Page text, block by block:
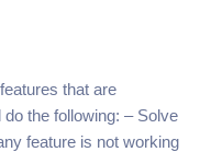
that are
the following: – Solve
feature is not working